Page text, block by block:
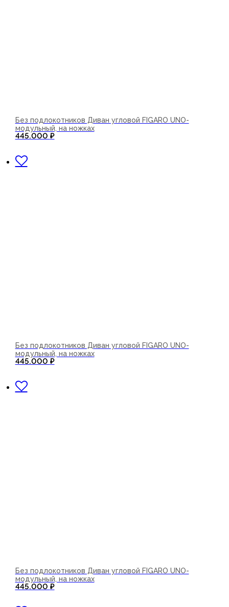
Без подлокотников Диван угловой FIGARO UNO-
модульный, на ножках
445.000 ₽
Без подлокотников Диван угловой FIGARO UNO-
модульный, на ножках
445.000 ₽
Без подлокотников Диван угловой FIGARO UNO-
модульный, на ножках
445.000 ₽